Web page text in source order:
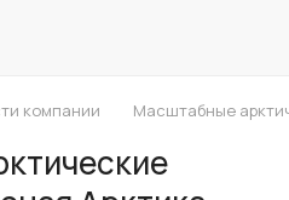
компании Масштабные